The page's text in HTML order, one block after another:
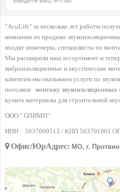
"AcuLife" за несколько лет работы
компании по продаже
входят инженеры, специалисты по
Мы расширили наш ассортимент и
виброизоляционные и акустические
клиентам мы оказываем услуги по
потолков: монтажу звукоизоляционных
купить материалы для строительной
ООО " ОЛИМП"
ИНН : 5037009513 / КПП 503701001
Офис/ЮрАдрес: МО, г.